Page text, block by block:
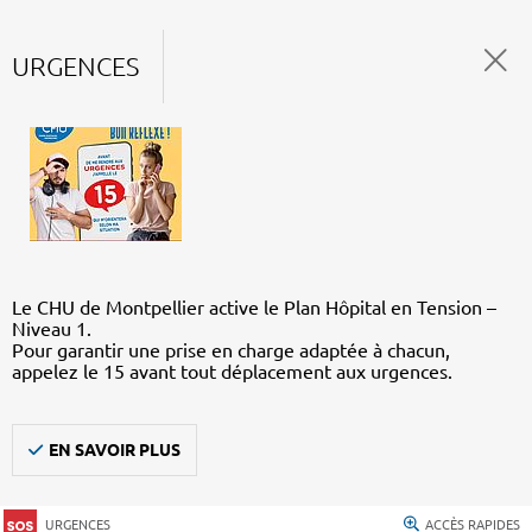
URGENCES
Le CHU de Montpellier active le Plan Hôpital en Tension –
Niveau 1.
Pour garantir une prise en charge adaptée à chacun,
appelez le 15 avant tout déplacement aux urgences.
EN SAVOIR PLUS
URGENCES ACCÈS RAPIDES